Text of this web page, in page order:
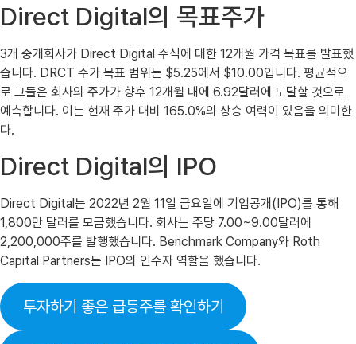
Direct Digital의 목표주가
3개 중개회사가 Direct Digital 주식에 대한 12개월 가격 목표를 발표했
습니다. DRCT 주가 목표 범위는 $5.25에서 $10.00입니다. 평균적으
로 그들은 회사의 주가가 향후 12개월 내에 6.92달러에 도달할 것으로
예측합니다. 이는 현재 주가 대비 165.0%의 상승 여력이 있음을 의미한
다.
Direct Digital의 IPO
Direct Digital는 2022년 2월 11일 금요일에 기업공개(IPO)를 통해
1,800만 달러를 모금했습니다. 회사는 주당 7.00~9.00달러에
2,200,000주를 발행했습니다. Benchmark Company와 Roth
Capital Partners는 IPO의 인수자 역할을 했습니다.
투자하기 좋은 급등주를 확인하기